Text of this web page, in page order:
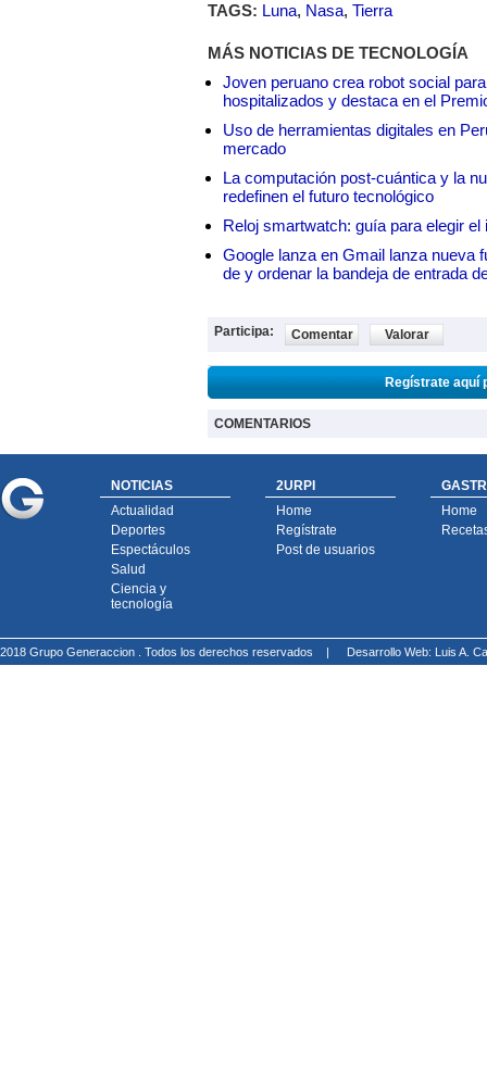
TAGS: Luna, Nasa, Tierra
MÁS NOTICIAS DE TECNOLOGÍA
Joven peruano crea robot social
hospitalizados y destaca en el
Uso de herramientas digitales en
mercado
La computación post-cuántica y la
redefinen el futuro tecnológico
Reloj smartwatch: guía para elegir el
Google lanza en Gmail lanza nueva
de y ordenar la bandeja de entrada
Participa: Comentar Valorar
Regístrate aquí
COMENTARIOS
NOTICIAS
Actualidad
Deportes
Espectáculos
Salud
Ciencia y
tecnología
2URPI
Home
Regístrate
Post de usuarios
Home
2018 Grupo Generaccion . Todos los derechos reservados | Desarrollo Web: Luis